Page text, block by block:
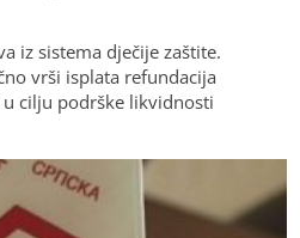
iz sistema dječije zaštite.
vrši isplata refundacija
cilju podrške likvidnosti